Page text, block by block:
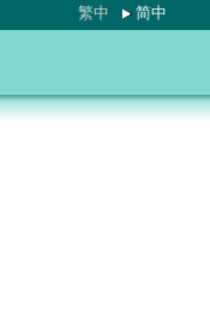
繁中 简中